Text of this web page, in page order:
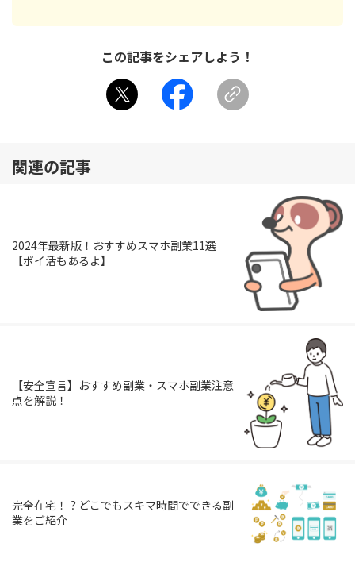
この記事をシェアしよう！
関連の記事
2024年最新版！おすすめスマホ副業11選
【ポイ活もあるよ】
【安全宣言】おすすめ副業・スマホ副業注意
点を解説！
完全在宅！？どこでもスキマ時間でできる副
業をご紹介